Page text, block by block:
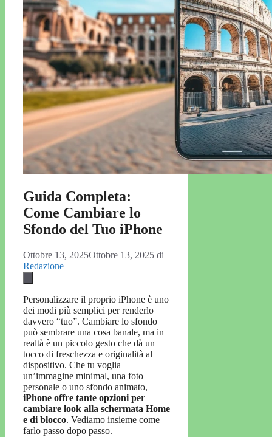
Guida Completa:
Come Cambiare lo
Sfondo del Tuo iPhone
Ottobre 13, 2025Ottobre 13, 2025 di
Redazione
Personalizzare il proprio iPhone è uno
dei modi più semplici per renderlo
davvero “tuo”. Cambiare lo sfondo
può sembrare una cosa banale, ma in
realtà è un piccolo gesto che dà un
tocco di freschezza e originalità al
dispositivo. Che tu voglia
un’immagine minimal, una foto
personale o uno sfondo animato,
iPhone offre tante opzioni per
cambiare look alla schermata Home
e di blocco. Vediamo insieme come
farlo passo dopo passo.